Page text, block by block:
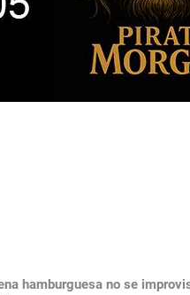
hamburguesa no se